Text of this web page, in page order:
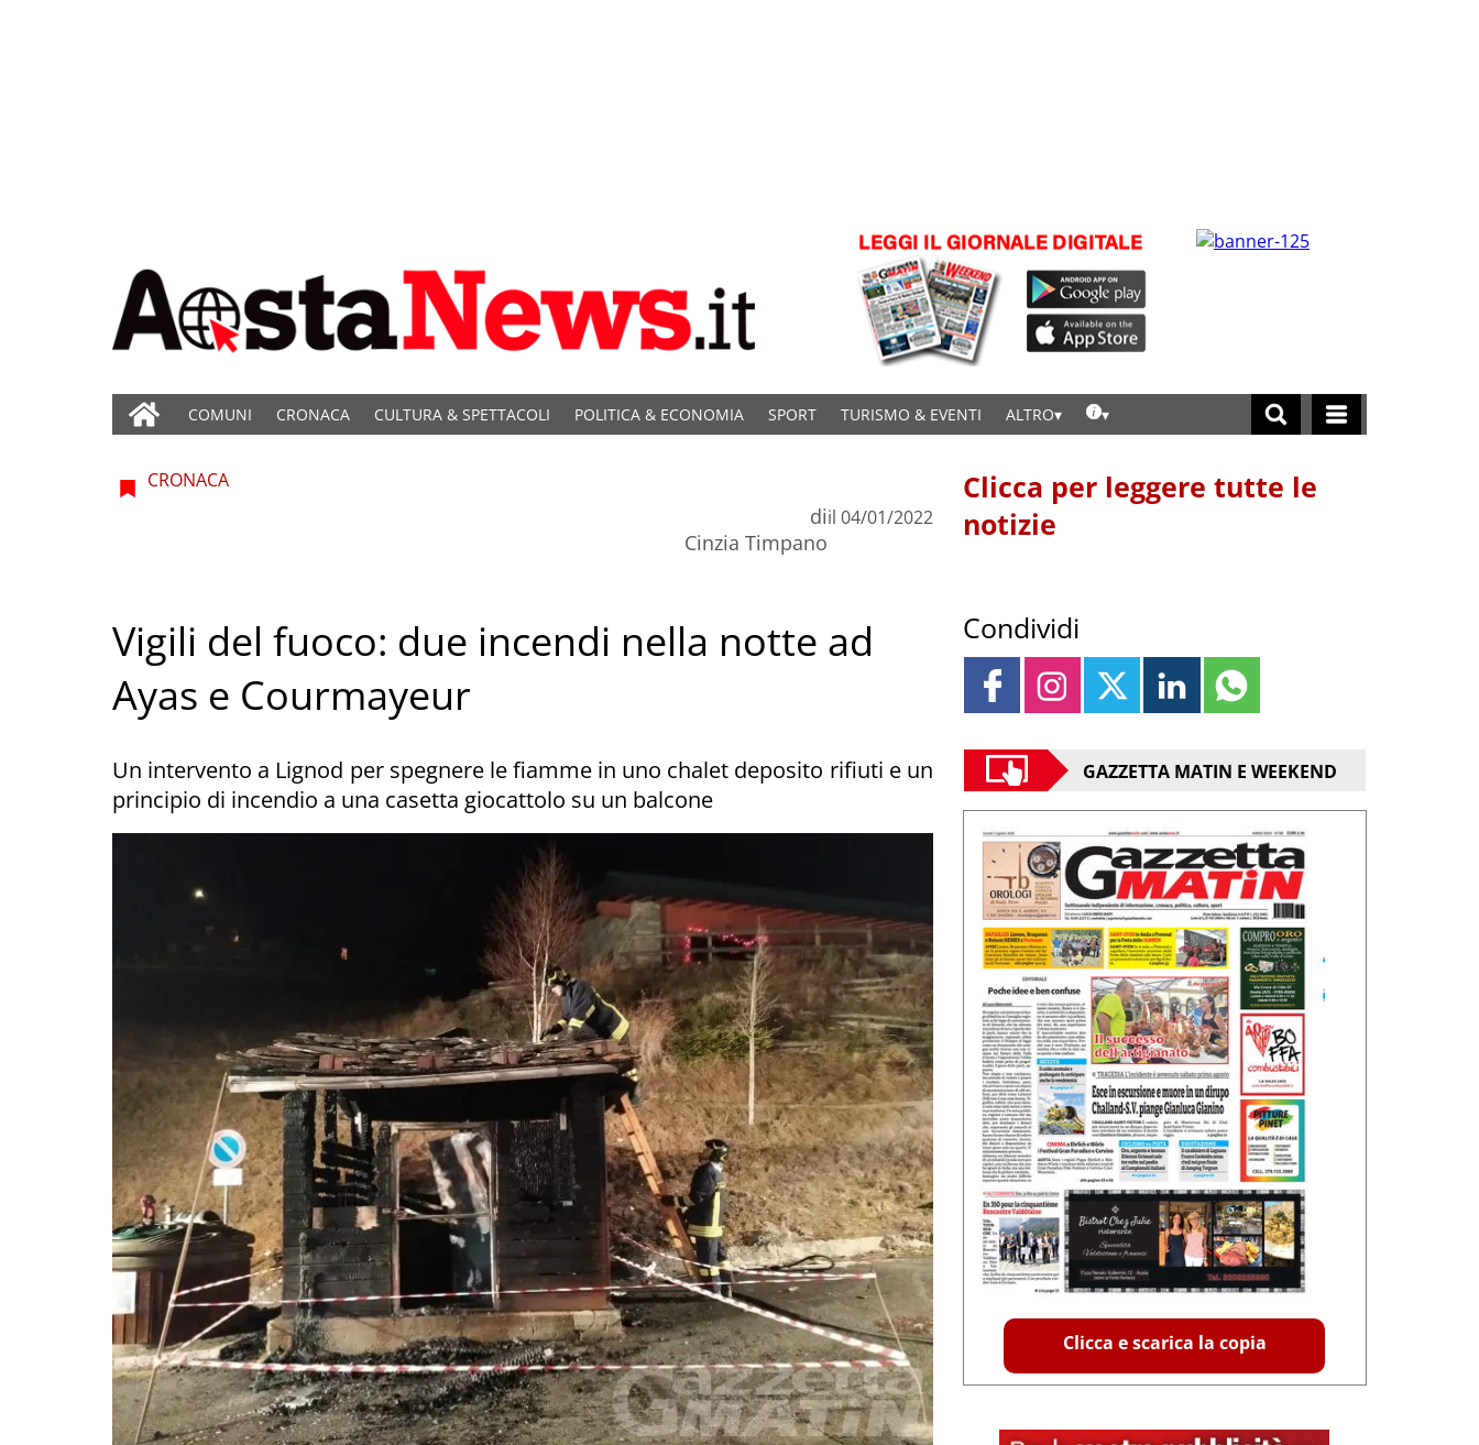
COMUNI CRONACA CULTURA & SPETTACOLI POLITICA & ECONOMIA SPORT TURISMO & EVENTI ALTRO
CRONACA
di
Cinzia Timpano
il 04/01/2022
Vigili del fuoco: due incendi nella notte ad
Ayas e Courmayeur
Un intervento a Lignod per spegnere le fiamme in uno chalet deposito rifiuti e un
principio di incendio a una casetta giocattolo su un balcone
Clicca per leggere tutte le
notizie
Condividi
GAZZETTA MATIN E WEEKEND
Clicca e scarica la copia